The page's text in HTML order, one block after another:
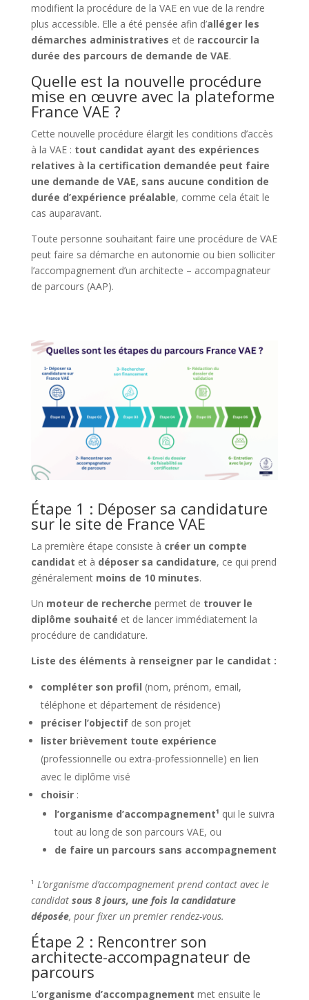
modifient la procédure de la VAE en vue de la rendre
plus accessible. Elle a été pensée afin d’alléger les
démarches administratives et de raccourcir la
durée des parcours de demande de VAE.
Quelle est la nouvelle procédure
mise en œuvre avec la plateforme
France VAE ?
Cette nouvelle procédure élargit les conditions d’accès
à la VAE : tout candidat ayant des expériences
relatives à la certification demandée peut faire
une demande de VAE, sans aucune condition de
durée d’expérience préalable, comme cela était le
cas auparavant.
Toute personne souhaitant faire une procédure de VAE
peut faire sa démarche en autonomie ou bien solliciter
l’accompagnement d’un architecte – accompagnateur
de parcours (AAP).
Étape 1 : Déposer sa candidature
sur le site de France VAE
La première étape consiste à créer un compte
candidat et à déposer sa candidature, ce qui prend
généralement moins de 10 minutes.
Un moteur de recherche permet de trouver le
diplôme souhaité et de lancer immédiatement la
procédure de candidature.
Liste des éléments à renseigner par le candidat :
compléter son profil (nom, prénom, email,
téléphone et département de résidence)
préciser l’objectifde son projet
lister brièvement toute expérience
(professionnelle ou extra-professionnelle) en lien
avec le diplôme visé
choisir:
l’organisme d’accompagnement¹ qui le suivra
tout au long de son parcours VAE, ou
de faire un parcours sans accompagnement
¹ L’organisme d’accompagnement prend contact avec le
candidat sous 8 jours, une fois la candidature
déposée, pour fixer un premier rendez-vous.
Étape 2 : Rencontrer son
architecte-accompagnateur de
parcours
L’organisme d’accompagnement met ensuite le